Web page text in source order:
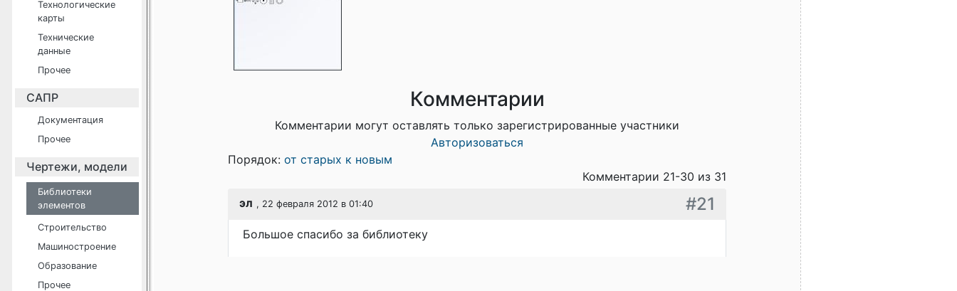
Технологические
карты
Технические
данные
Прочее
САПР
Документация
Прочее
Чертежи, модели
Библиотеки
элементов
Строительство
Машиностроение
Образование
Прочее
Комментарии
Комментарии могут оставлять только зарегистрированные участники
Авторизоваться
Порядок: от старых к новым
Комментарии 21-30 из 31
эл , 22 февраля 2012 в 01:40 #21
Большое спасибо за библиотеку